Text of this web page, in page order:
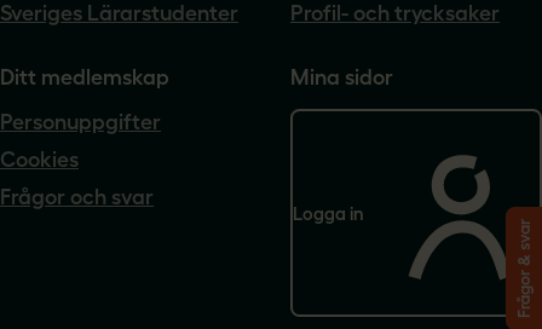
Sveriges Lärarstudenter
Profil- och trycksaker
Ditt medlemskap
Personuppgifter
Cookies
Frågor och svar
Mina sidor
Logga in
Frågor & svar